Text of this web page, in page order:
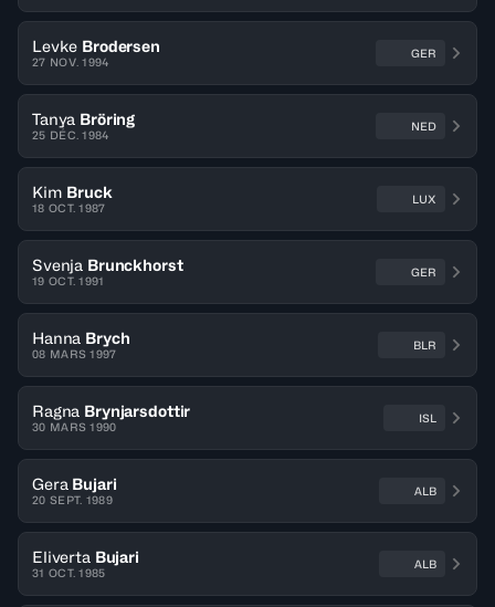
Levke Brodersen
27 NOV. 1994
GER
Tanya Bröring
25 DÉC. 1984
NED
Kim Bruck
18 OCT. 1987
LUX
Svenja Brunckhorst
19 OCT. 1991
GER
Hanna Brych
08 MARS 1997
BLR
Ragna Brynjarsdottir
30 MARS 1990
ISL
Gera Bujari
20 SEPT. 1989
ALB
Eliverta Bujari
31 OCT. 1985
ALB